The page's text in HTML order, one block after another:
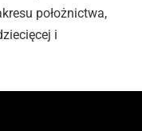
położnictwa,
i